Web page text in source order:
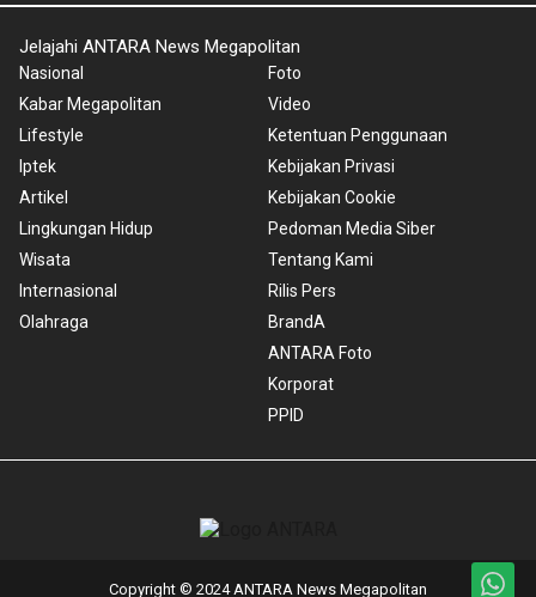
Jelajahi ANTARA News Megapolitan
Nasional
Kabar Megapolitan
Lifestyle
Iptek
Artikel
Lingkungan Hidup
Wisata
Internasional
Olahraga
Foto
Video
Ketentuan Penggunaan
Kebijakan Privasi
Kebijakan Cookie
Pedoman Media Siber
Tentang Kami
Rilis Pers
BrandA
ANTARA Foto
Korporat
PPID
Copyright © 2024 ANTARA News Megapolitan